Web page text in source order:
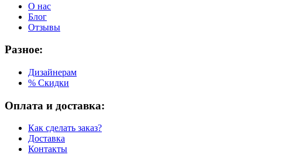
О нас
Блог
Отзывы
Разное:
Дизайнерам
% Скидки
Оплата и доставка:
Как сделать заказ?
Доставка
Контакты